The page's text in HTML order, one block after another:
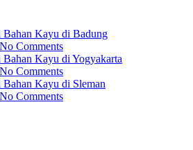
Bahan Kayu di Badung
No Comments
Kayu di Yogyakarta
No Comments
Kayu di Sleman
No Comments